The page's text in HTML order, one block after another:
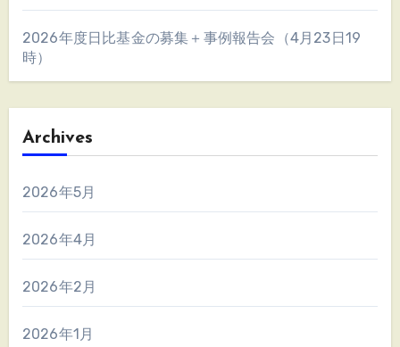
2026年度日比基金の募集＋事例報告会（4月23日19
時）
Archives
2026年5月
2026年4月
2026年2月
2026年1月